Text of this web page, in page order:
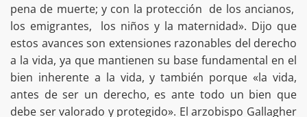
pena de muerte; y con la protección de los ancianos,
los emigrantes, los niños y la maternidad». Dijo que
estos avances son extensiones razonables del derecho
a la vida, ya que mantienen su base fundamental en el
bien inherente a la vida, y también porque «la vida,
antes de ser un derecho, es ante todo un bien que
debe ser valorado y protegido». El arzobispo Gallagher